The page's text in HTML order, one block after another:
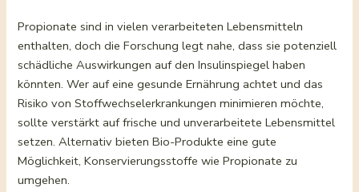
Propionate sind in vielen verarbeiteten Lebensmitteln
enthalten, doch die Forschung legt nahe, dass sie potenziell
schädliche Auswirkungen auf den Insulinspiegel haben
könnten. Wer auf eine gesunde Ernährung achtet und das
Risiko von Stoffwechselerkrankungen minimieren möchte,
sollte verstärkt auf frische und unverarbeitete Lebensmittel
setzen. Alternativ bieten Bio-Produkte eine gute
Möglichkeit, Konservierungsstoffe wie Propionate zu
umgehen.